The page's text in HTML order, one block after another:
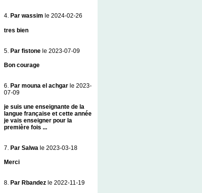
4. Par wassim le 2024-02-26
tres bien
5. Par fistone le 2023-07-09
Bon courage
6. Par mouna el achgar le 2023-
07-09
je suis une enseignante de la
langue française et cette année
je vais enseigner pour la
première fois ...
7. Par Salwa le 2023-03-18
Merci
8. Par Rbandez le 2022-11-19